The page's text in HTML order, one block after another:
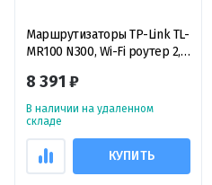
Маршрутизаторы TP-Link TL-
MR100 N300, Wi-Fi роутер 2,4
8 391 ₽
В наличии на удаленном
складе
КУПИТЬ